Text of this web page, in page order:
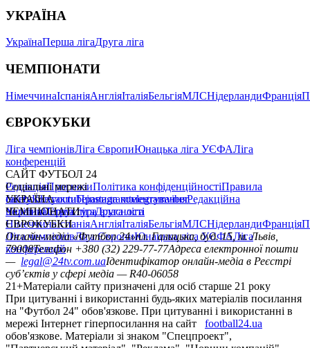
УКРАЇНА
УкраїнаПерша лігаДруга ліга
ЧЕМПІОНАТИ
НімеччинаІспаніяАнгліяІталіяБельгіяМЛСНідерландиФранція
ЄВРОКУБКИ
Ліга чемпіонівЛіга ЄвропиЮнацька ліга УЄФАЛіга
конференцій
САЙТ ФУТБОЛ 24
РедакціяПрогнозиПолітика конфіденційностіПравила
сайтуКонтактиПравила коментуванняРедакційна
політикаСтруктура власності
Соціальні мережі
facebookxyoutubeinstagramtelegramviber
УКРАЇНА
УкраїнаПерша лігаДруга ліга
ЧЕМПІОНАТИ
НімеччинаІспаніяАнгліяІталіяБельгіяМЛСНідерландиФранція
ЄВРОКУБКИ
Ліга чемпіонівЛіга ЄвропиЮнацька ліга УЄФАЛіга
конференцій
Онлайн-медіа «Футбол 24»пл. Галицька, буд. 15, м. Львів,
79008Телефон +380 (32) 229-77-77Адреса електронної пошти
— legal@24tv.com.uaІдентифікатор онлайн-медіа в Реєстрі
суб’єктів у сфері медіа — R40-06058
21+Матеріали сайту призначені для осіб старше 21 року
При цитуванні і використанні будь-яких матеріалів посилання
на "Футбол 24" обов'язкове. При цитуванні і використанні в
мережі Інтернет гіперпосилання на сайт
football24.ua
обов'язкове. Матеріали зі знаком "Спецпроект",